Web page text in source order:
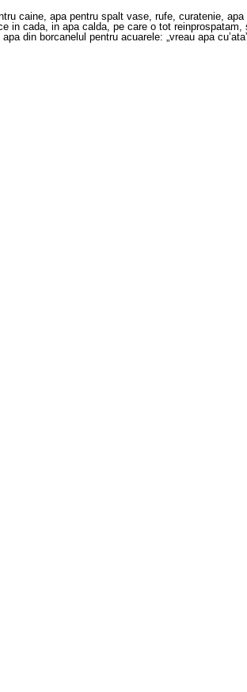
caine, apa pentru spalt vase, rufe, curatenie,
in cada, in apa calda, pe care o tot
din borcanelul pentru acuarele: „vreau apa